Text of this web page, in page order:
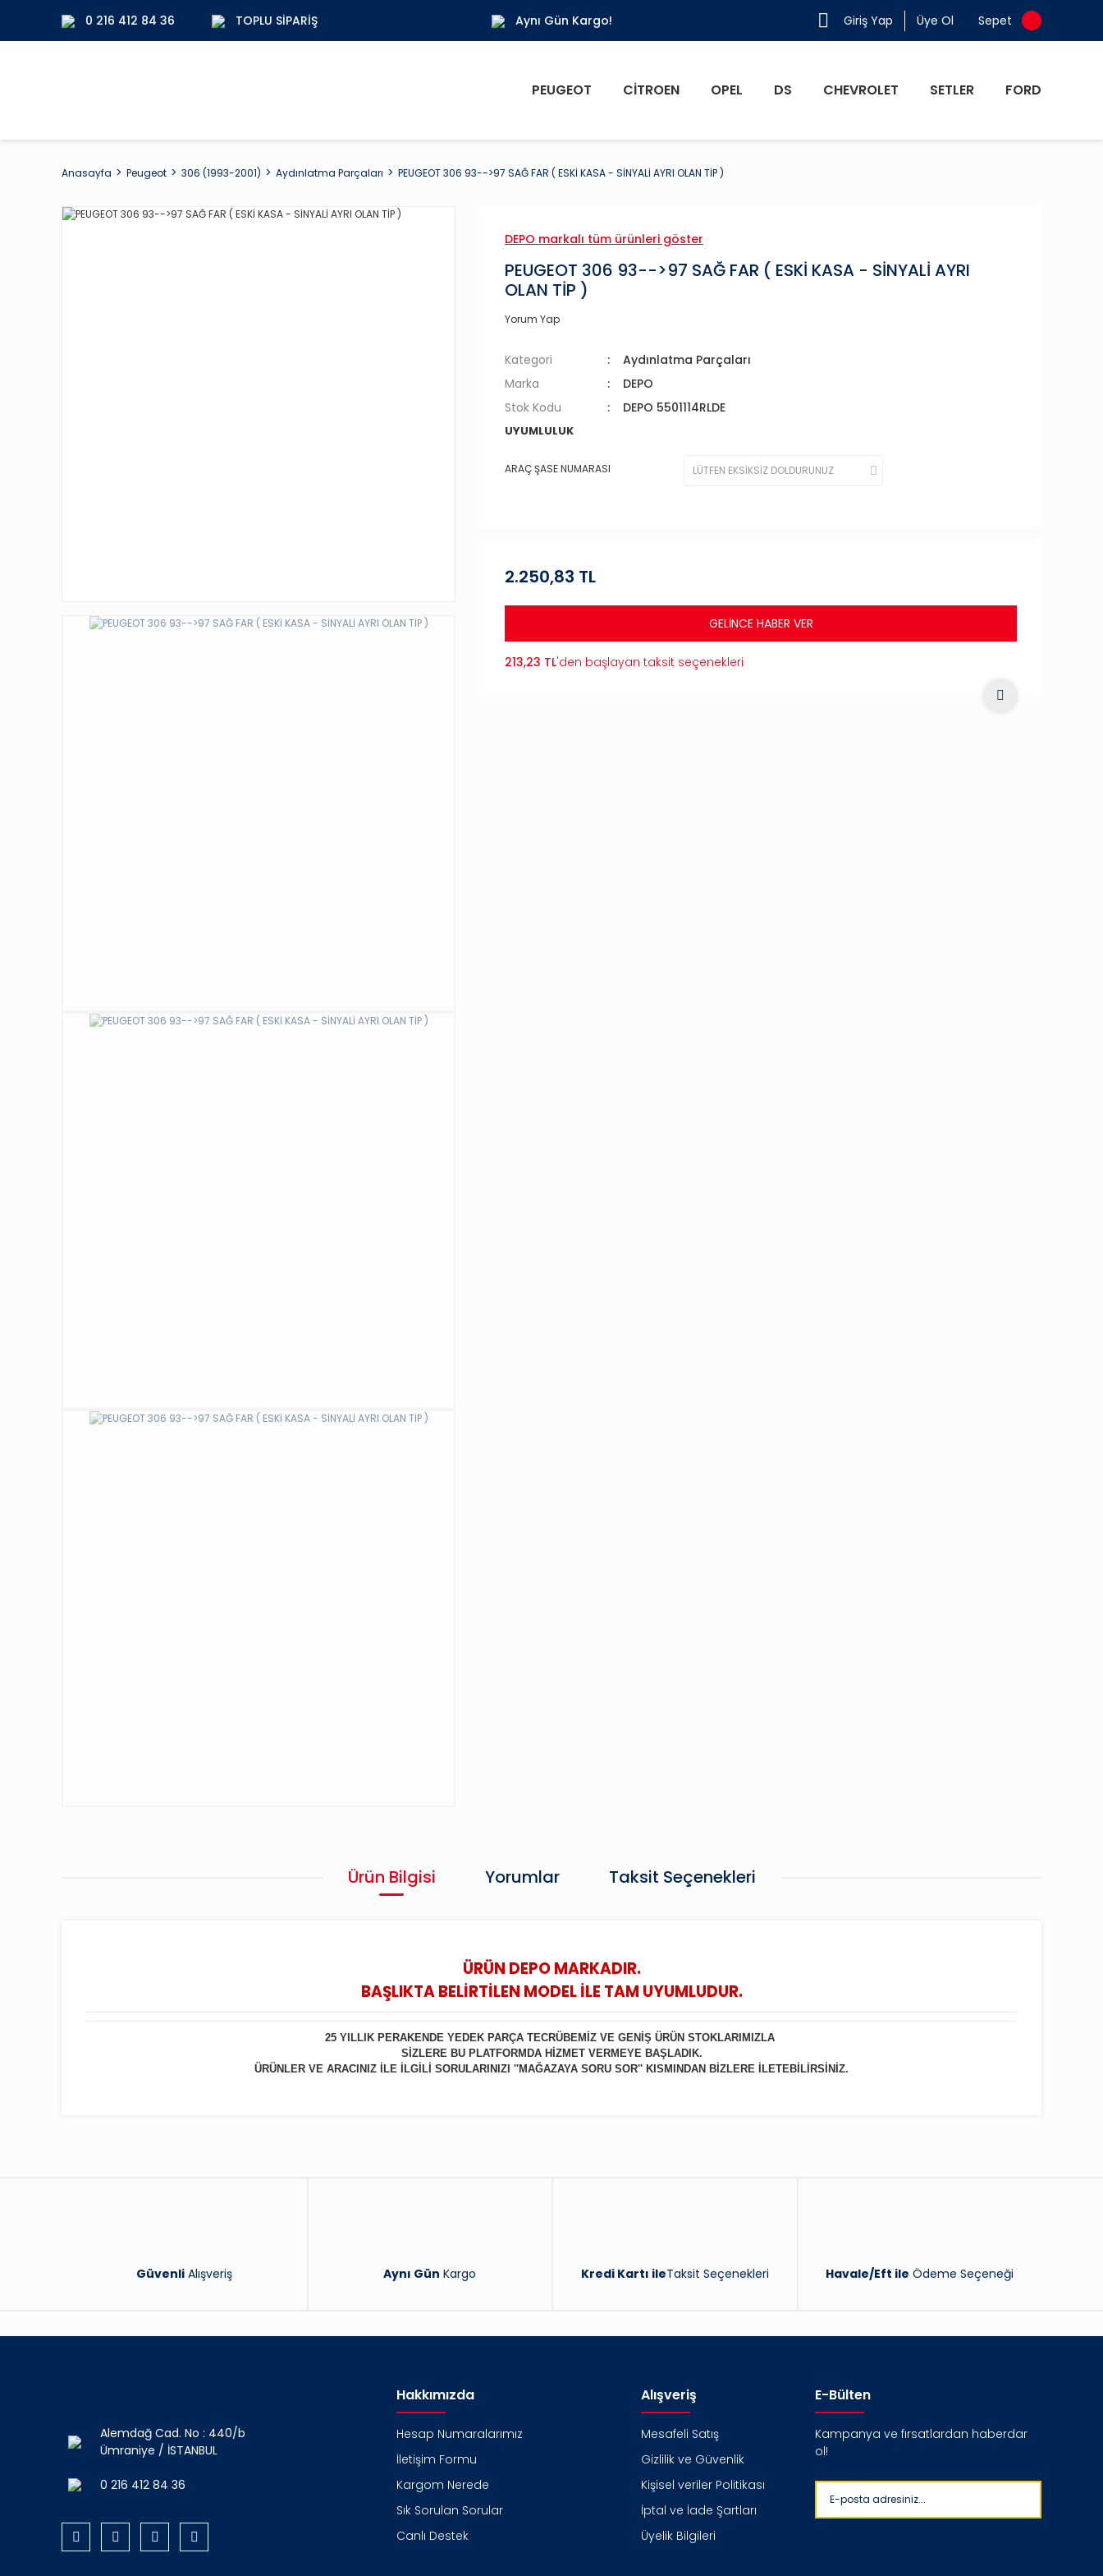
0 216 412 84 36 TOPLU SIPARIŞ Aynı Gün Kargo! Giriş Yap Üye Ol Sepet
PEUGEOT CITROEN OPEL DS CHEVROLET SETLER FORD
Anasayfa Peugeot 306 (1993-2001) Aydınlatma Parçaları PEUGEOT 306 93-->97 SAĞ FAR ( ESKİ KASA - SİNYALİ AYRI OLAN TİP )
DEPO markalı tüm ürünleri göster
PEUGEOT 306 93-->97 SAĞ FAR ( ESKİ KASA - SİNYALİ AYRI
OLAN TİP )
Yorum Yap
Kategori
Aydınlatma Parçaları
Marka
DEPO
Stok Kodu
DEPO 5501114RLDE
UYUMLULUK
ARAÇ ŞASE NUMARASI
2.250,83 TL
GELİNCE HABER VER
213,23 TL'den başlayan taksit seçenekleri
Ürün Bilgisi Yorumlar Taksit Seçenekleri
ÜRÜN DEPO MARKADIR.
BAŞLIKTA BELİRTİLEN MODEL İLE TAM UYUMLUDUR.
25 YILLIK PERAKENDE YEDEK PARÇA TECRÜBEMİZ VE GENİŞ ÜRÜN STOKLARIMIZLA
SİZLERE BU PLATFORMDA HİZMET VERMEYE BAŞLADIK.
ÜRÜNLER VE ARACINIZ İLE İLGİLİ SORULARINIZI ''MAĞAZAYA SORU SOR'' KISMINDAN BİZLERE İLETEBİLİRSİNİZ.
GüvenliAlışveriş Aynı Gün Kargo Kredi Kartı ileTaksit Seçenekleri Havale/Eft ile Ödeme Seçeneği
Alemdağ Cad. No : 440/b
Ümraniye / İSTANBUL
0 216 412 84 36
Hakkımızda
Hesap Numaralarımız
İletişim Formu
Kargom Nerede
Sık Sorulan Sorular
Canlı Destek
Alışveriş
Mesafeli Satış
Gizlilik ve Güvenlik
Kişisel veriler Politikası
İptal ve İade Şartları
Üyelik Bilgileri
E-Bülten
Kampanya ve fırsatlardan haberdar
ol!